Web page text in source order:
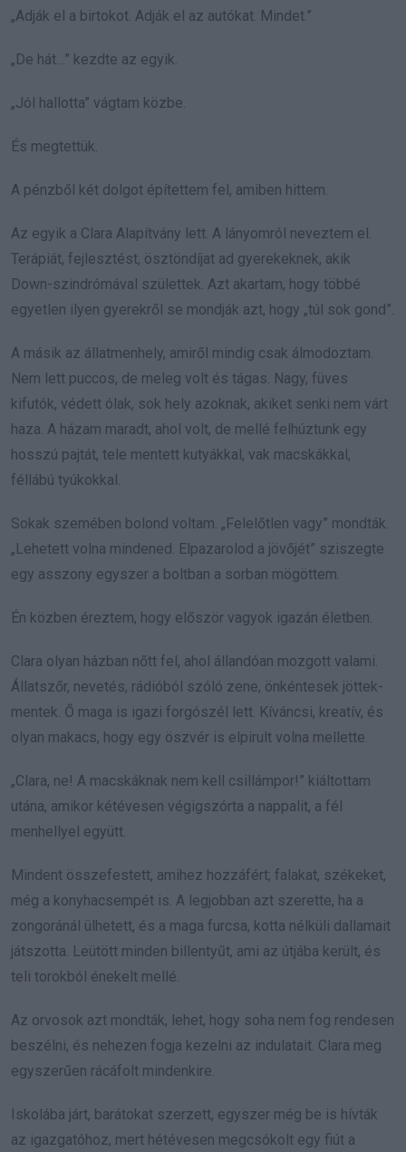
„Adják el a birtokot. Adják el az autókat. Mindet.”
„De hát…” kezdte az egyik.
„Jól hallotta” vágtam közbe.
És megtettük.
A pénzből két dolgot építettem fel, amiben hittem.
Az egyik a Clara Alapítvány lett. A lányomról neveztem el.
Terápiát, fejlesztést, ösztöndíjat ad gyerekeknek, akik
Down-szindrómával születtek. Azt akartam, hogy többé
egyetlen ilyen gyerekről se mondják azt, hogy „túl sok gond”.
A másik az állatmenhely, amiről mindig csak álmodoztam.
Nem lett puccos, de meleg volt és tágas. Nagy, füves
kifutók, védett ólak, sok hely azoknak, akiket senki nem várt
haza. A házam maradt, ahol volt, de mellé felhúztunk egy
hosszú pajtát, tele mentett kutyákkal, vak macskákkal,
féllábú tyúkokkal.
Sokak szemében bolond voltam. „Felelőtlen vagy” mondták.
„Lehetett volna mindened. Elpazarolod a jövőjét” sziszegte
egy asszony egyszer a boltban a sorban mögöttem.
Én közben éreztem, hogy először vagyok igazán életben.
Clara olyan házban nőtt fel, ahol állandóan mozgott valami.
Állatszőr, nevetés, rádióból szóló zene, önkéntesek jöttek-
mentek. Ő maga is igazi forgószél lett. Kíváncsi, kreatív, és
olyan makacs, hogy egy öszvér is elpirult volna mellette.
„Clara, ne! A macskáknak nem kell csillámpor!” kiáltottam
utána, amikor kétévesen végigszórta a nappalit, a fél
menhellyel együtt.
Mindent összefestett, amihez hozzáfért; falakat, székeket,
még a konyhacsempét is. A legjobban azt szerette, ha a
zongoránál ülhetett, és a maga furcsa, kotta nélküli dallamait
játszotta. Leütött minden billentyűt, ami az útjába került, és
teli torokból énekelt mellé.
Az orvosok azt mondták, lehet, hogy soha nem fog rendesen
beszélni, és nehezen fogja kezelni az indulatait. Clara meg
egyszerűen rácáfolt mindenkire.
Iskolába járt, barátokat szerzett, egyszer még be is hívták
az igazgatóhoz, mert hétévesen megcsókolt egy fiút a